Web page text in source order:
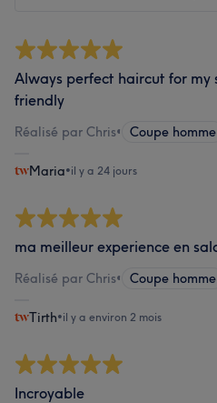
Always perfect haircut for my
friendly
Réalisé par Chris• Coupe homme
Maria•il y a 24 jours
ma meilleur experience en
Réalisé par Chris• Coupe homme
Tirth•il y a environ 2 mois
Incroyable